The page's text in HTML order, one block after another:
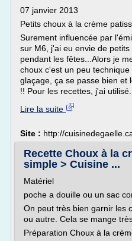
07 janvier 2013
Petits choux à la crème
Surement influencée par
sur M6, j'ai eu envie de
pendant les fêtes...Alors je
choux c'est un peu
glaçage, ça se passe bien et
!! Pour les recettes, j'ai utilisé...
Lire la suite
Site : http://
Recette Choux à la
simple > Cuisine ...
Matériel
poche a douille ou un sac
On peut très bien garnir les
ou autre. Cela se mange
Préparation Choux à la